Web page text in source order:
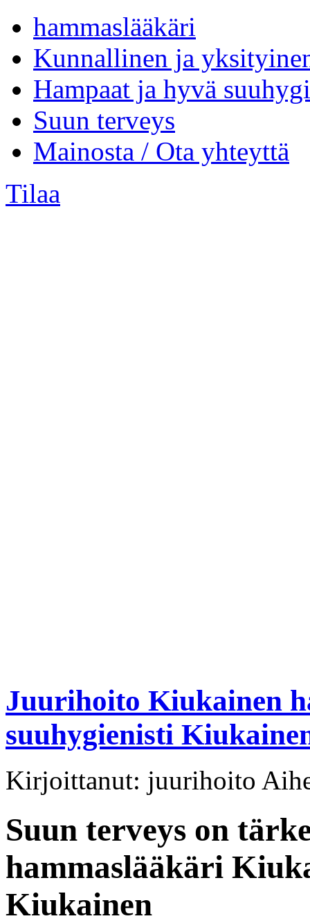
hammaslääkäri
Kunnallinen ja
Hampaat ja hyvä
Suun terveys
Mainosta / Ota yhteyttä
Tilaa
Juurihoito Kiukainen
suuhygienisti
Kirjoittanut: juurihoito
Suun terveys on
hammaslääkäri
Kiukainen